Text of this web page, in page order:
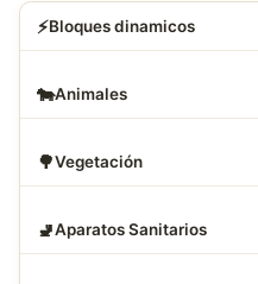
⚡Bloques dinamicos
🐄Animales
🌳Vegetación
🚽Aparatos Sanitarios